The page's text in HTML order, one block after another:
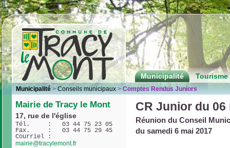
Municipalité
Municipalité > Conseils municipaux > Comptes Rendus Juniors
Mairie de Tracy le Mont
17, rue de l'église
Tél.     :   03 44 75 23 05
Fax.     :   03 44 75 29 45
Courriel :
mairie@tracylemont.fr
CR Junior du 06
Réunion du Conseil
du samedi 6 mai 2017